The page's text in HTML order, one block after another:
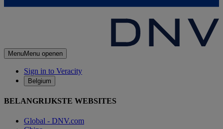
MenuMenu openen
Sign in to Veracity
Belgium
BELANGRIJKSTE WEBSITES
Global - DNV.com